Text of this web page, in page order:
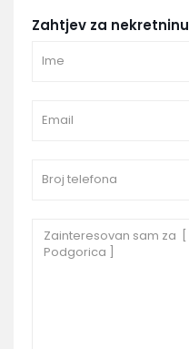
Zahtjev za nekretninu